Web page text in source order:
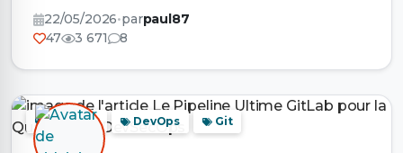
22/05/2026•parpaul87
47
3 671 8
sécurité DevOps Git